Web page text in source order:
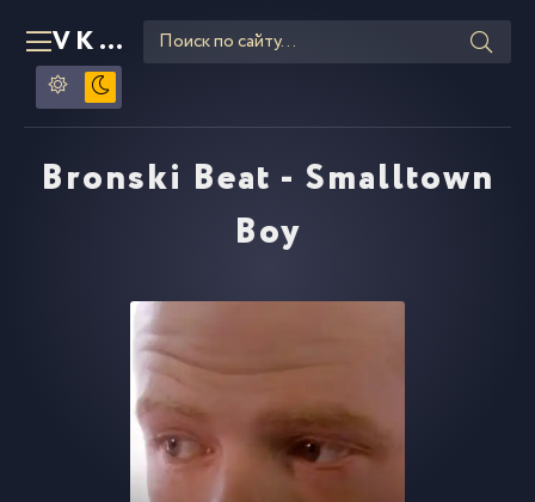
VKLIPE RU
Bronski Beat - Smalltown
Boy